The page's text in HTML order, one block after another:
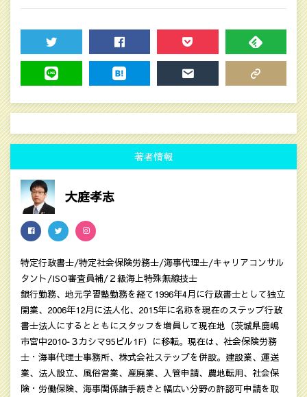
TWEET SHARE POCKET FEEDLY
著者情報
大庭孝志
特定行政書士/特定社会保険労務士/海事代理士/キャリアコンサル
タント/ISO審査員補/２級海上特殊無線技士
銀行勤務、地元学習塾勤務を経て1996年4月に行政書士として独立
開業、2006年12月に法人化、2015年に名称を現在のステップ行政
書士法人にするとともにスタッフを増員して現在地（茨城県鹿嶋
市宮中2010‐３カシマ95ビル1F）に移転。現在は、社会保険労務
士・海事代理士事務所、株式会社ステップを併設。建設業、運送
業、法人設立、風俗営業、産廃業、入管申請、農地転用、社会保
険・労働保険、海事関係諸手続きと幅広い分野の許認可申請を取